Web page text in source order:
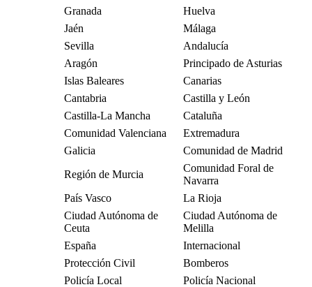
Granada
Huelva
Jaén
Málaga
Sevilla
Andalucía
Aragón
Principado de Asturias
Islas Baleares
Canarias
Cantabria
Castilla y León
Castilla-La Mancha
Cataluña
Comunidad Valenciana
Extremadura
Galicia
Comunidad de Madrid
Región de Murcia
Comunidad Foral de
Navarra
País Vasco
La Rioja
Ciudad Autónoma de
Ceuta
Ciudad Autónoma de
Melilla
España
Internacional
Protección Civil
Bomberos
Policía Local
Policía Nacional